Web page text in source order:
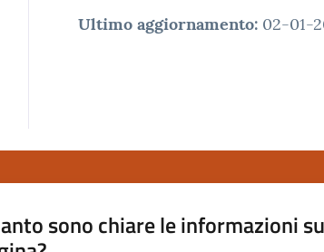
Ultimo aggiornamento: 02-01-
sono chiare le informazioni